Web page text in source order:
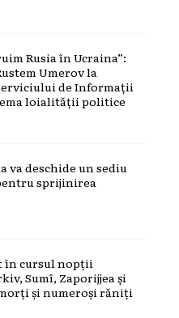
Rusia în Ucraina”:
Umerov la
de Informații
loialității politice
va deschide un sediu
sprijinirea
în cursul nopții
Sumî, Zaporijjea și
și numeroși răniți